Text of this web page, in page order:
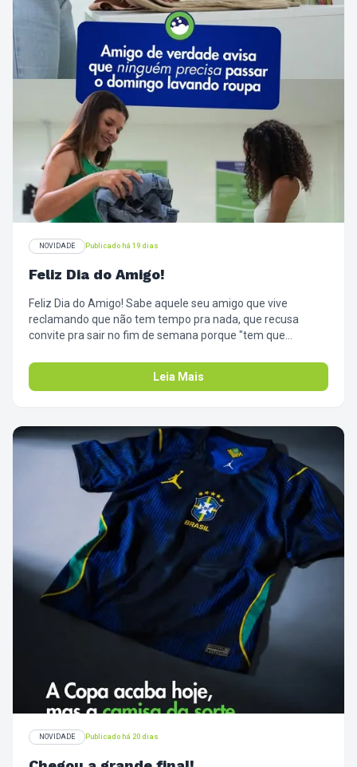
NOVIDADE Publicado há 19 dias
Feliz Dia do Amigo!
Feliz Dia do Amigo! Sabe aquele seu amigo que vive
reclamando que não tem tempo pra nada, que recusa
convite pra sair no fim de semana porque "tem que
perfeito pra mandar a real pra ele. Compartilha esse post e
avisa: a vida é muito curta pra virar refém da máquina de
uma com você. Amizade é sobre facilitar a vida do outro. 🍻
Leia Mais
NOVIDADE Publicado há 20 dias